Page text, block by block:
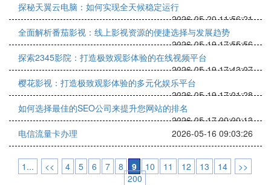
探秘天翼云电脑：如何实现全天候稳定运行
2026-05-20 11:56:21
全面解析番茄影视：线上影视资源的便捷选择与发展趋势
2026-05-19 17:55:56
探索2345影院：打造极致观影体验的在线视频平台
2026-05-19 17:43:07
樱花影视：打造极致观影体验的多元化娱乐平台
2026-05-19 17:01:28
如何选择最佳的SEO公司来提升您网站的排名
2026-05-17 00:00:13
电信流量卡办理
2026-05-16 09:03:26
1... << 4 5 6 7 8 9 10 11 12 13 14
>>
200